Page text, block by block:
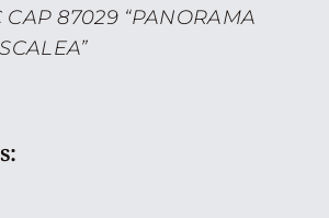
CAP 87029 “PANORAMA